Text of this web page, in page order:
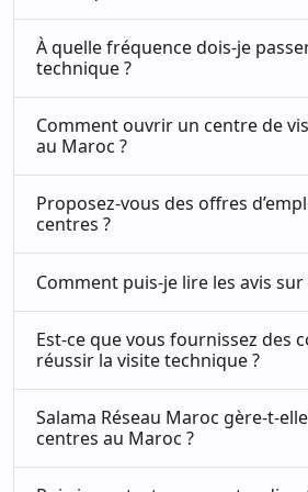
À quelle fréquence dois-je
technique ?
Comment ouvrir un centre de
au Maroc ?
Proposez-vous des offres
centres ?
Comment puis-je lire les avis
Est-ce que vous fournissez des
réussir la visite technique ?
Salama Réseau Maroc gère-t-
centres au Maroc ?